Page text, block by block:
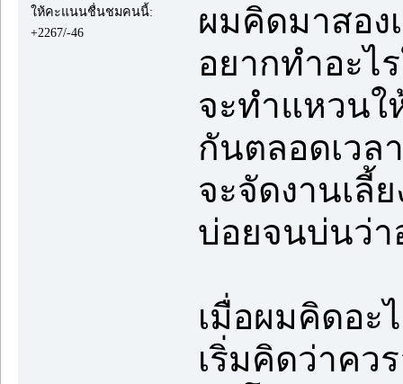
ให้คะแนนชื่นชมคนนี้:
+2267/-46
ผมคิดมาสอ
อยากทำอะไ
จะทำแหวน
กันตลอดเวล
จะจัดงานเลี้
บ่อยจนบ่นว่า
เมื่อผมคิดอะ
เริ่มคิดว่าคว